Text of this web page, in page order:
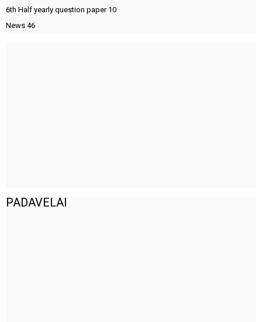
6th Half yearly question paper 10
News 46
PADAVELAI